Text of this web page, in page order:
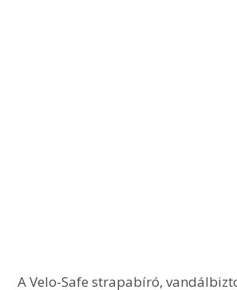
A Velo-Safe strapabíró, vandálbiztos, 6 mm vastag